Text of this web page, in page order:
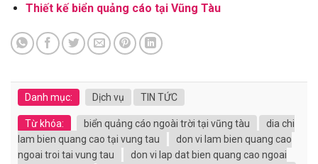
Thiết kế biển quảng cáo tại Vũng Tàu
Danh mục: Dịch vụ TIN TỨC
Từ khóa: biển quảng cáo ngoài trời tại vũng tàu
dia chi
lam bien quang cao tại vung tau
don vi lam bien quang cao
ngoai troi tai vung tau
don vi lap dat bien quang cao ngoai